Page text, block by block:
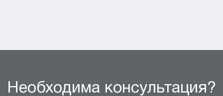
Необходима консультация?